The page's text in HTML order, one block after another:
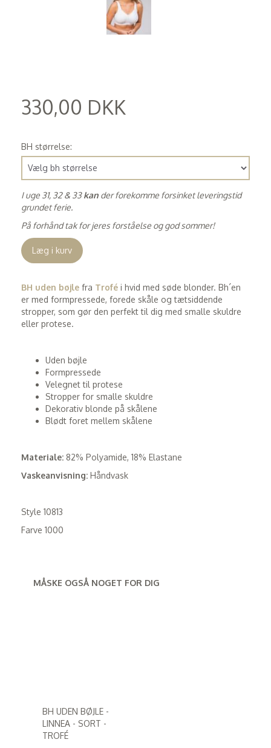
330,00 DKK
BH størrelse:
I uge 31, 32 & 33kan der forekomme forsinket leveringstid
grundet ferie.
På forhånd tak for jeres forståelse og god sommer!
Læg i kurv
BH uden bøjle fra Trofé i hvid med søde blonder. Bh´en
er med formpressede, forede skåle og tætsiddende
stropper, som gør den perfekt til dig med smalle skuldre
eller protese.
Uden bøjle
Formpressede
Velegnet til protese
Stropper for smalle skuldre
Dekorativ blonde på skålene
Blødt foret mellem skålene
Materiale: 82% Polyamide, 18% Elastane
Vaskeanvisning: Håndvask
Style 10813
Farve 1000
MÅSKE OGSÅ NOGET FOR DIG
BH UDEN BØJLE -
LINNEA - SORT -
TROFÉ